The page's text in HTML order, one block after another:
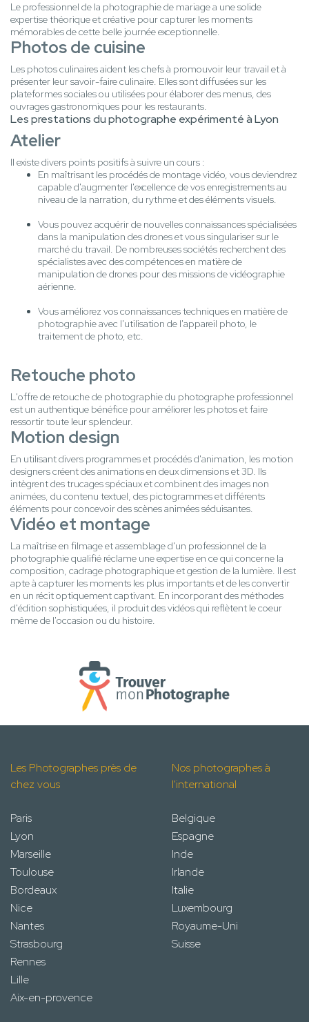
Le professionnel de la photographie de mariage a une solide
expertise théorique et créative pour capturer les moments
mémorables de cette belle journée exceptionnelle.
Photos de cuisine
Les photos culinaires aident les chefs à promouvoir leur travail et à
présenter leur savoir-faire culinaire. Elles sont diffusées sur les
plateformes sociales ou utilisées pour élaborer des menus, des
ouvrages gastronomiques pour les restaurants.
Les prestations du photographe expérimenté à Lyon
Atelier
Il existe divers points positifs à suivre un cours :
En maîtrisant les procédés de montage vidéo, vous deviendrez
capable d'augmenter l'excellence de vos enregistrements au
niveau de la narration, du rythme et des éléments visuels.
Vous pouvez acquérir de nouvelles connaissances spécialisées
dans la manipulation des drones et vous singulariser sur le
marché du travail. De nombreuses sociétés recherchent des
spécialistes avec des compétences en matière de
manipulation de drones pour des missions de vidéographie
aérienne.
Vous améliorez vos connaissances techniques en matière de
photographie avec l'utilisation de l'appareil photo, le
traitement de photo, etc.
Retouche photo
L'offre de retouche de photographie du photographe professionnel
est un authentique bénéfice pour améliorer les photos et faire
ressortir toute leur splendeur.
Motion design
En utilisant divers programmes et procédés d'animation, les motion
designers créent des animations en deux dimensions et 3D. Ils
intègrent des trucages spéciaux et combinent des images non
animées, du contenu textuel, des pictogrammes et différents
éléments pour concevoir des scènes animées séduisantes.
Vidéo et montage
La maîtrise en filmage et assemblage d'un professionnel de la
photographie qualifié réclame une expertise en ce qui concerne la
composition, cadrage photographique et gestion de la lumière. Il est
apte à capturer les moments les plus importants et de les convertir
en un récit optiquement captivant. En incorporant des méthodes
d'édition sophistiquées, il produit des vidéos qui reflètent le coeur
même de l'occasion ou du histoire.
Les Photographes près de
chez vous
Paris
Lyon
Marseille
Toulouse
Bordeaux
Nice
Nantes
Strasbourg
Rennes
Lille
Aix-en-provence
Nos photographes à
l'international
Belgique
Espagne
Inde
Irlande
Italie
Luxembourg
Royaume-Uni
Suisse